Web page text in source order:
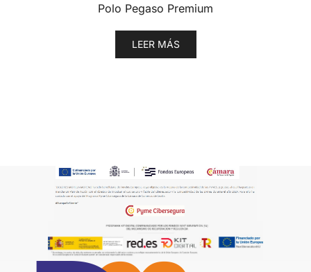
Polo Pegaso Premium
LEER MÁS